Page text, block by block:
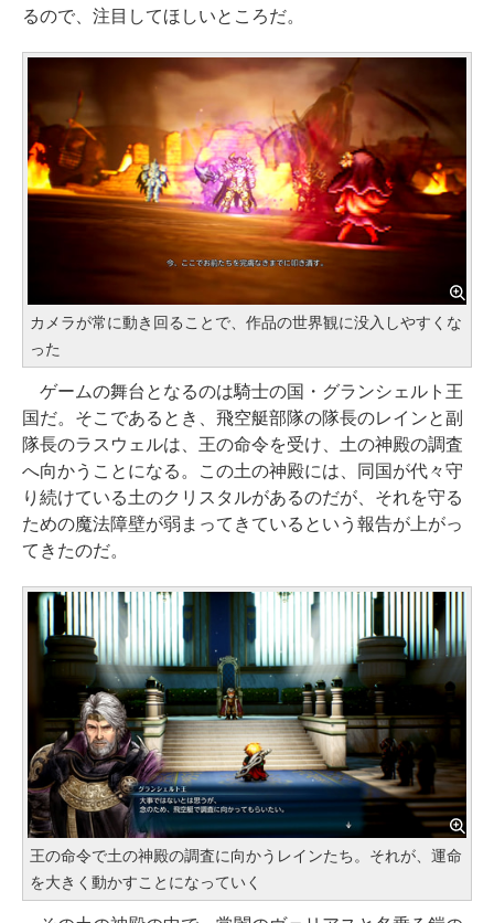
るので、注目してほしいところだ。
カメラが常に動き回ることで、作品の世界観に没入しやすくな
った
ゲームの舞台となるのは騎士の国・グランシェルト王
国だ。そこであるとき、飛空艇部隊の隊長のレインと副
隊長のラスウェルは、王の命令を受け、土の神殿の調査
へ向かうことになる。この土の神殿には、同国が代々守
り続けている土のクリスタルがあるのだが、それを守る
ための魔法障壁が弱まってきているという報告が上がっ
てきたのだ。
王の命令で土の神殿の調査に向かうレインたち。それが、運命
を大きく動かすことになっていく